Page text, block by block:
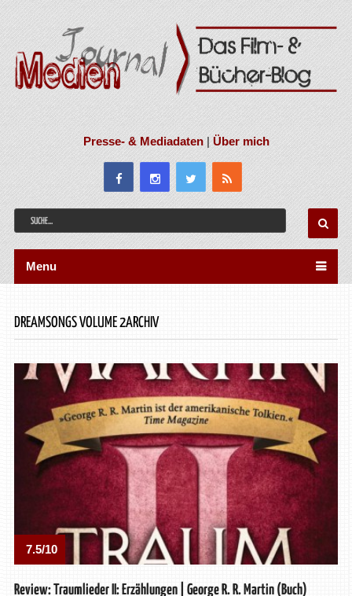
Presse- & Mediadaten|Über mich
Menu
DREAMSONGS VOLUME 2ARCHIV
7.5/10
Review: Traumlieder II: Erzählungen | George R. R. Martin (Buch)